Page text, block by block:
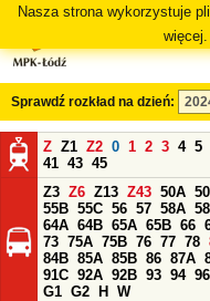
Nasza strona wykorzystuje
więcej.
Sprawdź rozkład na dzień:
Z Z1 Z2 0 1 2 3 4 5
41 43 45
Z3 Z6 Z13 Z43 50A
55B 55C 56 57 58A
64A 64B 65A 65B 66
73 75A 75B 76 77 78
84B 85A 85B 86 87A
91C 92A 92B 93 94 96
G1 G2 H
W